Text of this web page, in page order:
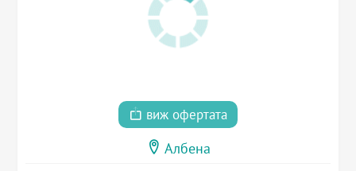
виж офертата
Албена